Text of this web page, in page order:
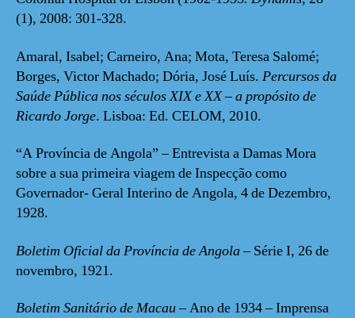
(1), 2008: 301-328.
Amaral, Isabel; Carneiro, Ana; Mota, Teresa Salomé;
Borges, Victor Machado; Dória, José Luís. Percursos da
Saúde Pública nos séculos XIX e XX – a propósito de
Ricardo Jorge. Lisboa: Ed. CELOM, 2010.
“A Província de Angola” – Entrevista a Damas Mora
sobre a sua primeira viagem de Inspecção como
Governador- Geral Interino de Angola, 4 de Dezembro,
1928.
Boletim Oficial da Província de Angola– Série I, 26 de
novembro, 1921.
Boletim Sanitário de Macau– Ano de 1934 – Imprensa